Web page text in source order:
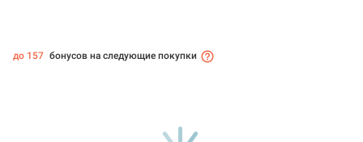
до 157 бонусов на следующие покупки